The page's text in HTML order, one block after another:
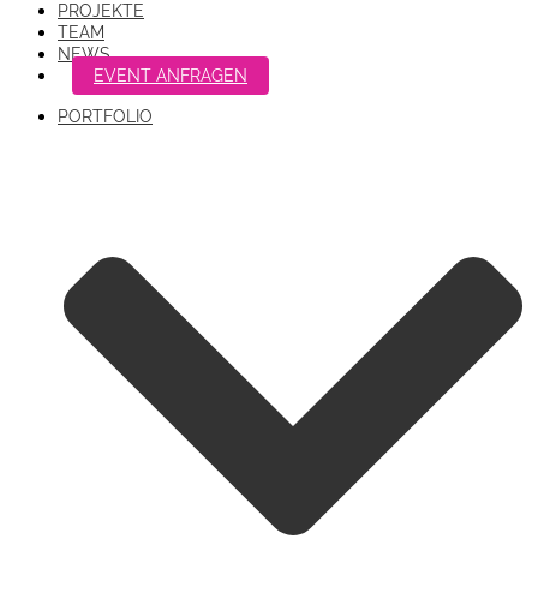
PROJEKTE
TEAM
NEWS
EVENT ANFRAGEN
PORTFOLIO